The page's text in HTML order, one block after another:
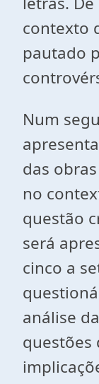
contexto
pautado
Num
das
no
questão
será
cinco a
análise
questões